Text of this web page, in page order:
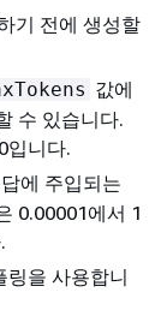
기 전에 생성할
값에
수 있습니다.
입니다.
에 주입되는
0.00001에서 1
링을 사용합니